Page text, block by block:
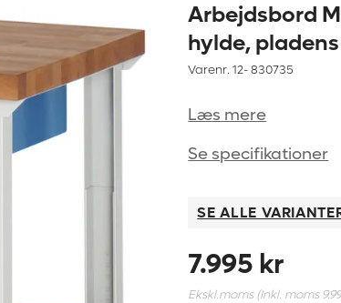
Arbejdsbord
hylde,
Varenr. 12-830735
Læs mere
Se specifikationer
SE ALLE
7.995 kr
Ekskl.moms (Inkl. moms